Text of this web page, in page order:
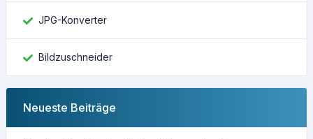
JPG-Konverter
Bildzuschneider
Neueste Beiträge